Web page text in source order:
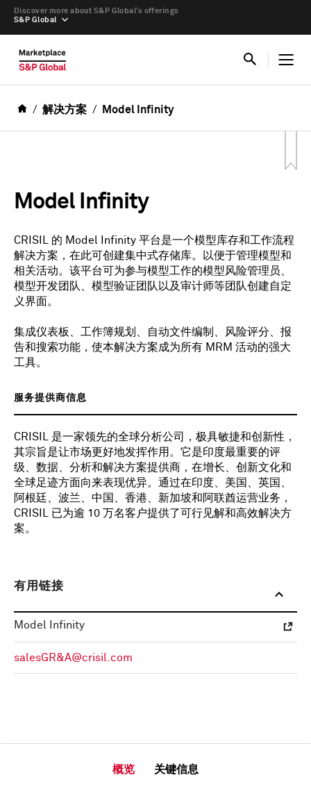
S&P Global
Discover more about S&P Global’s offerings
解决方案 Model Infinity
Model Infinity
CRISIL 的 Model Infinity 平台是一个模型库存和工作流程
解决方案，在此可创建集中式存储库。以便于管理模型和
相关活动。该平台可为参与模型工作的模型风险管理员、
模型开发团队、模型验证团队以及审计师等团队创建自定
义界面。
集成仪表板、工作簿规划、自动文件编制、风险评分、报
告和搜索功能，使本解决方案成为所有 MRM 活动的强大
工具。
服务提供商信息
CRISIL 是一家领先的全球分析公司，极具敏捷和创新性，
其宗旨是让市场更好地发挥作用。它是印度最重要的评
级、数据、分析和解决方案提供商，在增长、创新文化和
全球足迹方面向来表现优异。通过在印度、美国、英国、
阿根廷、波兰、中国、香港、新加坡和阿联酋运营业务，
CRISIL 已为逾 10 万名客户提供了可行见解和高效解决方
案。
有用链接
Model Infinity
salesGR&A@crisil.com
概览 关键信息